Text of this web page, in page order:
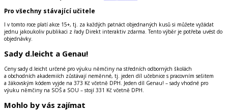
Pro všechny stávající učitele
I v tomto roce platí akce 15+, tj. za každých patnáct objednaných kusů si můžete vyžádat
jednu jakoukoliv publikaci z řady Direkt interaktiv zdarma. Tento výběr je potřeba uvést do
objednávky.
Sady d.leicht a Genau!
Ceny sady d.leicht určené pro výuku němčiny na středních odborných školách
a obchodních akademiích zůstávají neměnné, tj. jeden díl učebnice s pracovním sešitem
a žákovským kódem vyjde na 373 Kč včetně DPH. Jeden díl Genau! – sady vhodné pro
výuku němčiny na SOŠ a SOU – stojí 331 Kč včetně DPH.
Mohlo by vás zajímat